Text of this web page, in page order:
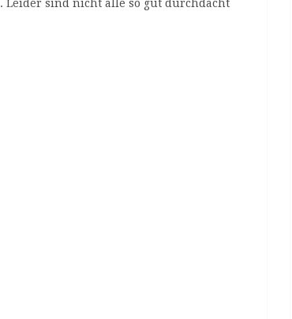
Leider sind nicht alle so gut durchdacht